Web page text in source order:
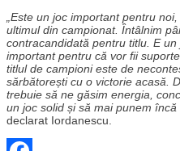
„Este un joc important pentru
ultimul din campionat. Întâlnim
contracandidată pentru titlu. E
important pentru că vor fii
titlul de campioni este de
sărbătorești cu o victorie acasă.
trebuie să ne găsim energia,
un joc solid și să mai punem
declarat Iordanescu.